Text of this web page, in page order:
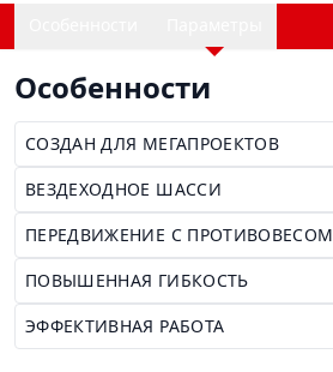
Особенности
СОЗДАН ДЛЯ МЕГАПРОЕКТОВ
ВЕЗДЕХОДНОЕ ШАССИ
ПЕРЕДВИЖЕНИЕ С ПРОТИВОВЕСОМ
ПОВЫШЕННАЯ ГИБКОСТЬ
ЭФФЕКТИВНАЯ РАБОТА